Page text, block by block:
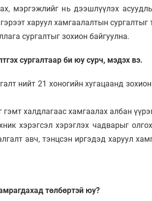
мэргэжлийг нь дээшлүүлэх
харуул хамгаалалтын
сургалтыг зохион байгуулна.
сургалтаар би юу сурч, мэдэх вэ.
нийт 21 хоногийн хугацаанд
халдлагаас хамгаалах албан
хэрэгсэл хэрэглэх чадварыг
авч, тэнцсэн иргэдэд харуул
төлбөртэй юу?